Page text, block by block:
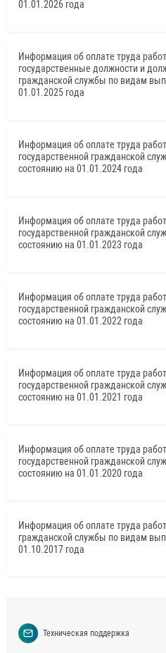
01.01.2026 года
Информация об оплате труда
государственные должности и
гражданской службы по видам
01.01.2025 года
Информация об оплате труда
государственной гражданской
состоянию на 01.01.2024 года
Информация об оплате труда
государственной гражданской
состоянию на 01.01.2023 года
Информация об оплате труда
государственной гражданской
состоянию на 01.01.2022 года
Информация об оплате труда
государственной гражданской
состоянию на 01.01.2021 года
Информация об оплате труда
государственной гражданской
состоянию на 01.01.2020 года
Информация об оплате труда
гражданской службы по видам
01.10.2017 года
Техническая поддержка